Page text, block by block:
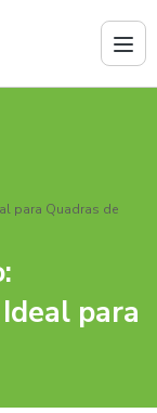
para Quadras de
para